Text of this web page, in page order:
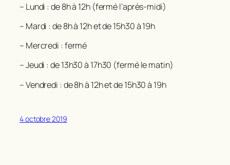
– Lundi : de 8h à 12h (fermé l’après-midi)
– Mardi : de 8h à 12h et de 15h30 à 19h
– Mercredi : fermé
– Jeudi : de 13h30 à 17h30 (fermé le matin)
– Vendredi : de 8h à 12h et de 15h30 à 19h
4 octobre 2019